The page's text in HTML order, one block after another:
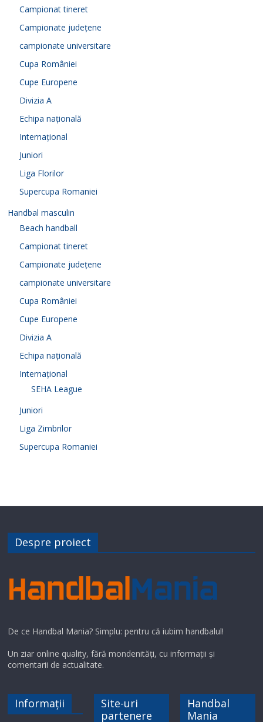
Campionat tineret
Campionate județene
campionate universitare
Cupa României
Cupe Europene
Divizia A
Echipa națională
Internațional
Juniori
Liga Florilor
Supercupa Romaniei
Handbal masculin
Beach handball
Campionat tineret
Campionate județene
campionate universitare
Cupa României
Cupe Europene
Divizia A
Echipa națională
Internațional
SEHA League
Juniori
Liga Zimbrilor
Supercupa Romaniei
Despre proiect
De ce Handbal Mania? Simplu: pentru că iubim handbalul!
Un ziar online quality, fără mondenități, cu informații și
comentarii de actualitate.
Informații
Site-uri
partenere
Handbal
Mania